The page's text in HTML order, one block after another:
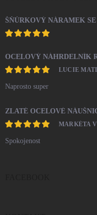
LUCIE
Naprosto super
ZLATÉ OCELOVÉ
MARKÉTA
Spokojenost